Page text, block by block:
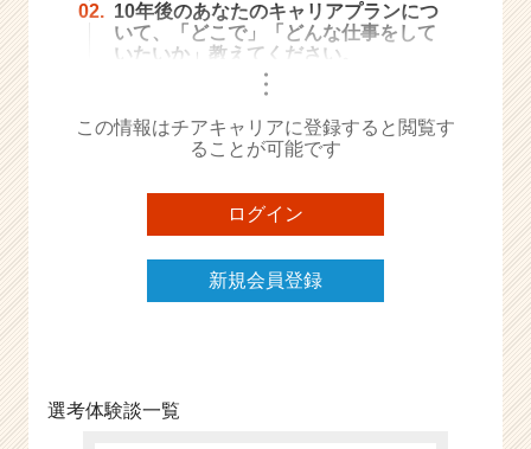
（C
h
C
a
e
r）
02. 10年後のあなたのキャリアプランにつ
いて、「どこで」「どんな仕事をして
いたいか」教えてください。
・・・
この情報はチアキャリアに登録すると閲覧す
ることが可能です
ログイン
新規会員登録
選考体験談一覧